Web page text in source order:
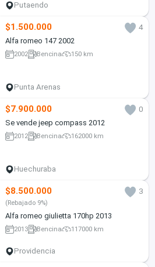
Putaendo
$1.500.000
4
Alfa romeo 147 2002
2002 Bencina 150 km
Punta Arenas
$7.900.000
0
Se vende jeep compass 2012
2012 Bencina 162000 km
Huechuraba
$8.500.000 3
(Rebajado 9%)
Alfa romeo giulietta 170hp 2013
2013 Bencina 117000 km
Providencia